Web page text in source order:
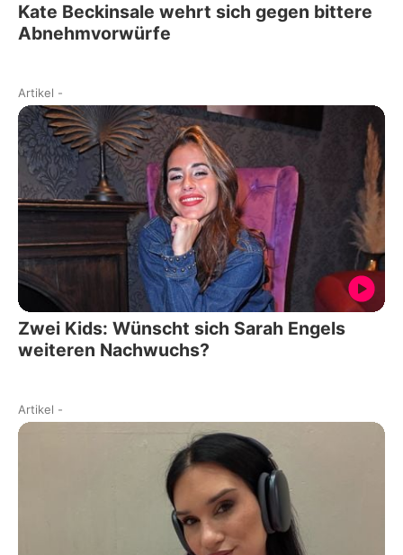
Kate Beckinsale wehrt sich gegen bittere
Abnehmvorwürfe
Artikel -
Zwei Kids: Wünscht sich Sarah Engels
weiteren Nachwuchs?
Artikel -